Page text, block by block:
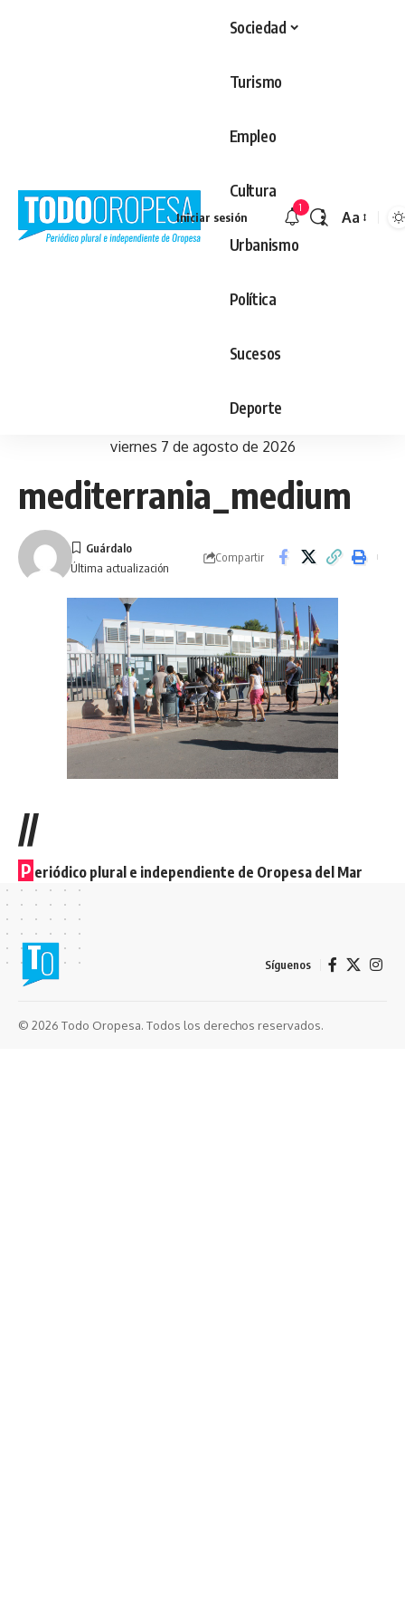
Sociedad
Turismo
Empleo
Cultura
Urbanismo
Política
Sucesos
Deporte
Iniciar sesión
1
Aa
viernes 7 de agosto de 2026
mediterrania_medium
Última actualización
Compartir
//
P eriódico plural e independiente de Oropesa del Mar
Síguenos
© 2026 Todo Oropesa. Todos los derechos reservados.